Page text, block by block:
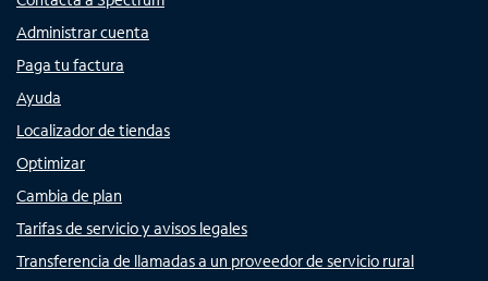
Administrar cuenta
Paga tu factura
Ayuda
Localizador de tiendas
Optimizar
Cambia de plan
Tarifas de servicio y avisos legales
Transferencia de llamadas a un proveedor de servicio rural